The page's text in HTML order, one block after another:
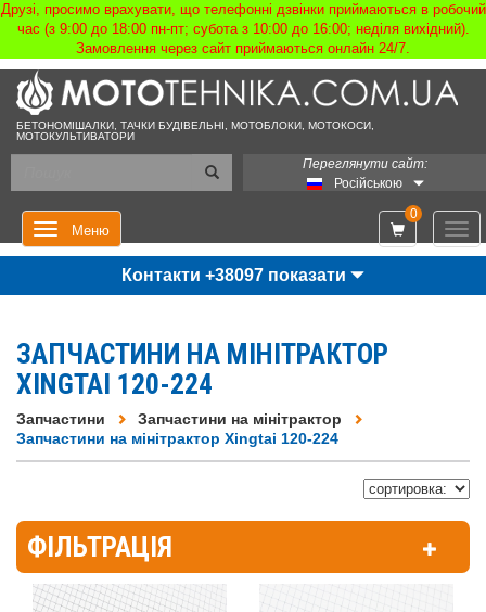
Друзі, просимо врахувати, що телефонні дзвінки приймаються в робочий
час (з 9:00 до 18:00 пн-пт; субота з 10:00 до 16:00; неділя вихідний).
Замовлення через сайт приймаються онлайн 24/7.
БЕТОНОМІШАЛКИ, ТАЧКИ БУДІВЕЛЬНІ, МОТОБЛОКИ, МОТОКОСИ,
МОТОКУЛЬТИВАТОРИ
Переглянути сайт:
Російською
Меню
0
Контакти +38097 показати
ЗАПЧАСТИНИ НА МІНІТРАКТОР
XINGTAI 120-224
Запчастини
Запчастини на мінітрактор
Запчастини на мінітрактор Xingtai 120-224
ФІЛЬТРАЦІЯ